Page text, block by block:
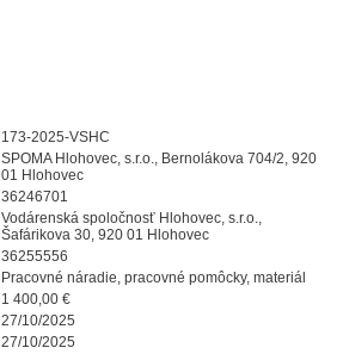
173-2025-VSHC
SPOMA Hlohovec, s.r.o., Bernolákova 704/2, 920
01 Hlohovec
36246701
Vodárenská spoločnosť Hlohovec, s.r.o.,
Šafárikova 30, 920 01 Hlohovec
36255556
Pracovné náradie, pracovné pomôcky, materiál
1 400,00 €
27/10/2025
27/10/2025